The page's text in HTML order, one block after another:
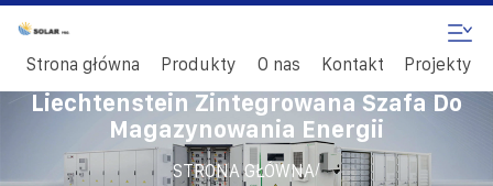
Strona główna Produkty O nas Kontakt Projekty
Liechtenstein Zintegrowana Szafa Do
Magazynowania Energii
STRONA GŁÓWNA/